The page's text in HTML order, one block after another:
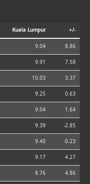
Kuala Lumpur +/-
9.04 8.86
9.91 7.58
10.03 3.37
9.25 0.63
9.04 1.64
9.39 -2.85
9.40 -0.23
9.17 4.27
8.76 4.86